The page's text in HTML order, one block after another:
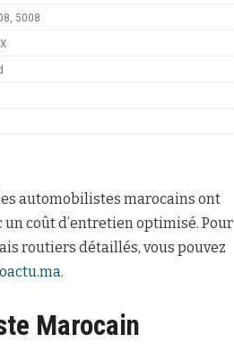
5008
automobilistes marocains ont
coût d’entretien optimisé. Pour
routiers détaillés, vous pouvez
.
Marocain